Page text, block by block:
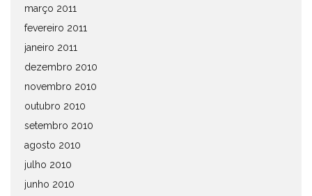
março 2011
fevereiro 2011
janeiro 2011
dezembro 2010
novembro 2010
outubro 2010
setembro 2010
agosto 2010
julho 2010
junho 2010